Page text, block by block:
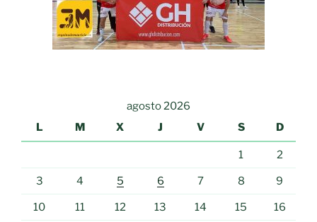
agosto 2026
L
M X J V S D
1 2
3 4 5 6 7 8 9
10 11 12 13 14 15 16